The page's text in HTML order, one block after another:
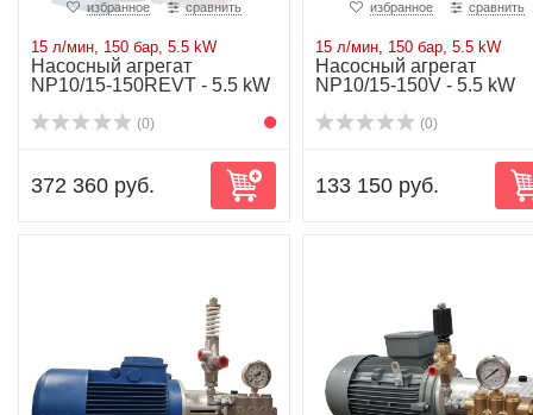
избранное сравнить
15 л/мин, 150 бар, 5.5 kW
Насосный агрегат
NP10/15-150REVT - 5.5 kW
(0)
372 360 руб.
избранное сравнить
15 л/мин, 150 бар, 5.5 kW
Насосный агрегат
NP10/15-150V - 5.5 kW
(0)
133 150 руб.